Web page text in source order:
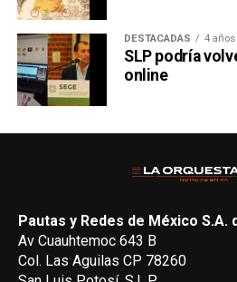
DESTACADAS 4 años
SLP podría
online
Pautas y Redes de México S.A.
Av Cuauhtemoc 643 B
Col. Las Aguilas CP 78260